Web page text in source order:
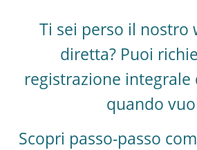
Ti sei perso il nostro
diretta? Puoi
registrazione integrale
quando
Scopri passo-passo